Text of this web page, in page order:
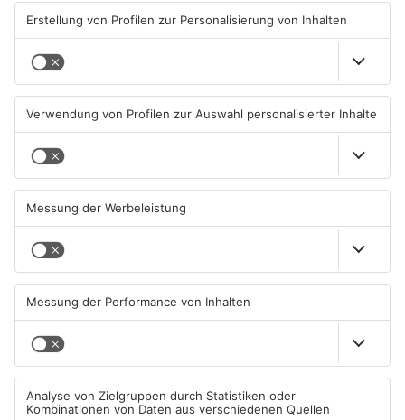
07.08.2026, 09:25 UHR IN
PRIMAVERALAND
06.08.2026, 06:37 UHR IN
PRIMAVERALAND
Waldbrandgefahr im
Primaveraland bleibt
weiterhin sehr hoch
06.08.2026, 06:34 UHR IN
PRIMAVERALAND
TOPNEWS
Waldaschaff und zwischen
Hanau und Kahl
05.08.2026, 06:36 UHR IN